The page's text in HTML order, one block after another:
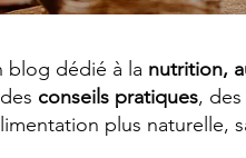
blog dédié à la nutrition,
conseils pratiques, des
plus naturelle,